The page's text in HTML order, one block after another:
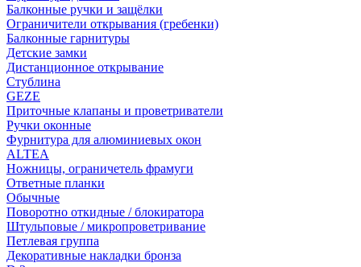
Балконные ручки и защёлки
Ограничители открывания (гребенки)
Балконные гарнитуры
Детские замки
Дистанционное открывание
Стублина
GEZE
Приточные клапаны и проветриватели
Ручки оконные
Фурнитура для алюминиевых окон
ALTEA
Ножницы, ограничетель фрамуги
Ответные планки
Обычные
Поворотно откидные / блокиратора
Штульповые / микропроветривание
Петлевая группа
Декоративные накладки бронза